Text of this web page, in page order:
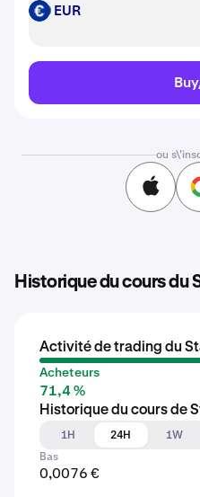
EUR EUR
ou
Historique du cours du
Activité de trading du
Acheteurs
71,4 %
Historique du cours de
1H
24H 1W
Bas
0,0076 €